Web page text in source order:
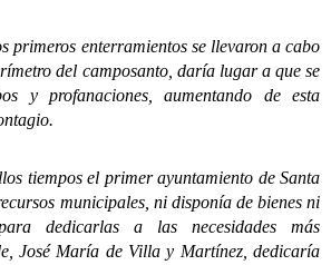
enterramientos se llevaron a cabo
del camposanto, daría lugar a que se
y profanaciones, aumentando de esta
el primer ayuntamiento de Santa
municipales, ni disponía de bienes ni
dedicarlas a las necesidades más
José María de Villa y Martínez, dedicaría